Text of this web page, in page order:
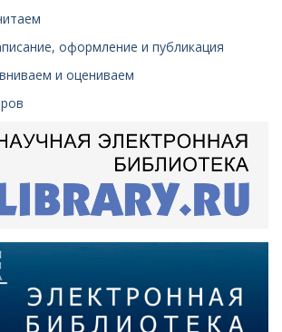
оформление и публикация
и оцениваем